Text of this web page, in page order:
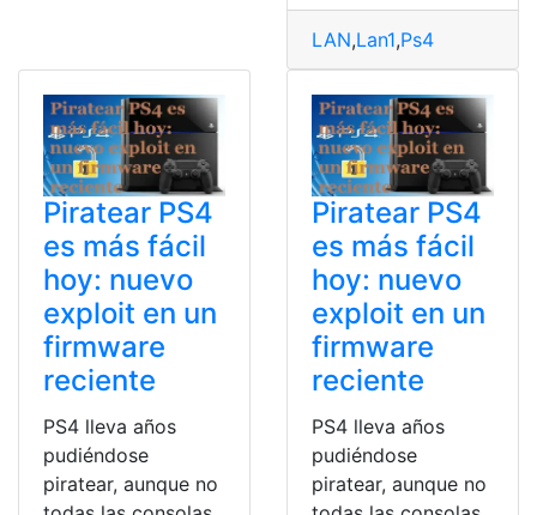
LAN,Lan1,Ps4
Piratear PS4
es más fácil
hoy: nuevo
exploit en un
firmware
reciente
PS4 lleva años
pudiéndose
piratear, aunque no
Piratear PS4
es más fácil
hoy: nuevo
exploit en un
firmware
reciente
PS4 lleva años
pudiéndose
piratear, aunque no